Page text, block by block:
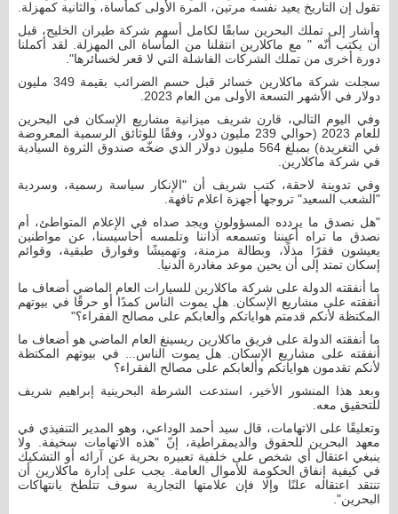
تقول إن التاريخ يعيد نفسه مرتين، المرة الأولى كمأساة، والثانية كمهزلة.
وأشار إلى تملك البحرين سابقًا لكامل أسهم شركة طيران الخليج، قبل
أن يكتب أنّه " مع ماكلارين انتقلنا من المأساة الى المهزلة. لقد أكملنا
دورة أخرى من تملك الشركات الفاشلة التي لا قعر لخسائرها".
سجلت شركة ماكلارين خسائر قبل حسم الضرائب بقيمة 349 مليون
دولار في الأشهر التسعة الأولى من العام 2023.
وفي اليوم التالي، قارن شريف ميزانية مشاريع الإسكان في البحرين
للعام 2023 (حوالي 239 مليون دولار، وفقًا للوثائق الرسمية المعروضة
في التغريدة) بمبلغ 564 مليون دولار الذي ضخّه صندوق الثروة السيادية
في شركة ماكلارين.
وفي تدوينة لاحقة، كتب شريف أن "الإنكار سياسة رسمية، وسردية
"الشعب السعيد" تروجها أجهزة اعلام تافهة.
"هل نصدق ما يردده المسؤولون ويجد صداه في الإعلام المتواطئ، أم
نصدق ما تراه أعيننا وتسمعه آذاننا وتلمسه أحاسيسنا، عن مواطنين
يعيشون فقرًا مذلًا، وبطالة مزمنة، وتهميشًا وفوارق طبقية، وقوائم
إسكان تمتد إلى أن يحين موعد مغادرة الدنيا.
ما أنفقته الدولة على شركة ماكلارين للسيارات العام الماضي أضعاف ما
أنفقته على مشاريع الإسكان. هل يموت الناس كمدًا أو حرقًا في بيوتهم
المكتظة لأنكم قدمتم هواياتكم وألعابكم على مصالح الفقراء؟"
ما أنفقته الدولة على فريق ماكلارين ريسينغ العام الماضي هو أضعاف ما
أنفقته على مشاريع الإسكان. هل يموت الناس... في بيوتهم المكتظة
لأنكم تقدمون هواياتكم وألعابكم على مصالح الفقراء؟
وبعد هذا المنشور الأخير، استدعت الشرطة البحرينية إبراهيم شريف
للتحقيق معه.
وتعليقًا على الاتهامات، قال سيد أحمد الوداعي، وهو المدير التنفيذي في
معهد البحرين للحقوق والديمقراطية، إنّ "هذه الاتهامات سخيفة. ولا
ينبغي اعتقال أي شخص على خلفية تعبيره بحرية عن آرائه أو التشكيك
في كيفية إنفاق الحكومة للأموال العامة. يجب على إدارة ماكلارين أن
تنتقد اعتقاله علنًا وإلا فإن علامتها التجارية سوف تتلطخ بانتهاكات
البحرين".